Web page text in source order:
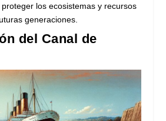
los ecosistemas y recursos
generaciones.
del Canal de